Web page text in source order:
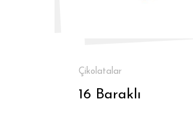
Çikolatalar
16 Baraklı